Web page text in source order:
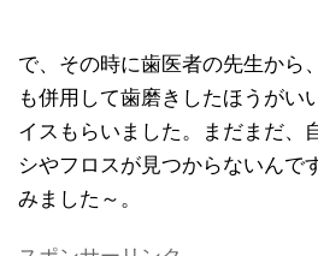
で、その時に歯医者の先生から、
も併用して歯磨きしたほうがい
イスもらいました。まだまだ、
シやフロスが見つからないんで
みました～。